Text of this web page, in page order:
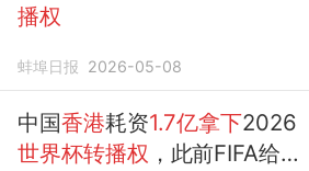
播权
蚌埠日报 2026-05-08
中国香港耗资1.7亿拿下2026
世界杯转播权 ，此前FIFA给央